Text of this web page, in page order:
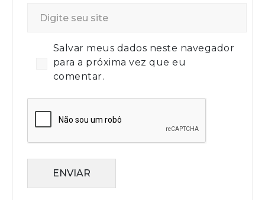
Salvar meus dados neste navegador
para a próxima vez que eu
comentar.
ENVIAR